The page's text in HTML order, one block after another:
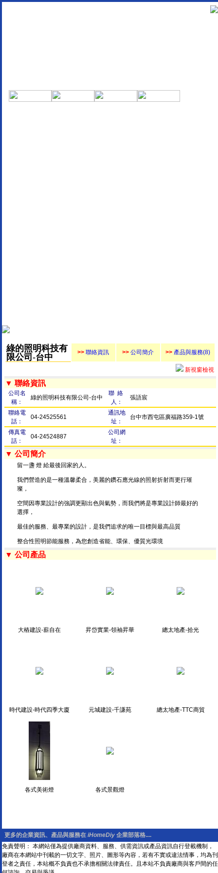
綠的照明科技有
限公司-台中
>> 聯絡資訊 >> 公司簡介 >>產品與服務(8)
新視窗檢視
▼ 聯絡資訊
公司名
稱：
綠的照明科技有限公司-台中
聯 絡
人：
張語宸
聯絡電
話：
04-24525561
通訊地
址：
台中市西屯區廣福路359-1號
傳真電
話：
04-24524887
公司網
址：
▼ 公司簡介
留一盞 燈 給最後回家的人。
我們營造的是一種溫馨柔合，美麗的鑽石應光線的照射折射而更行璀
璨，
空間因專業設計的強調更顯出色與氣勢，而我們將是專業設計師最好的
選擇，
最佳的服務、最專業的設計，是我們追求的唯一目標與最高品質
整合性照明節能服務，為您創造省能、環保、優質光環境
▼ 公司產品
大樁建設-薪自在 昇岱實業-領袖昇華 總太地產-拾光
時代建設-時代四季大廈 元城建設-千謙苑 總太地產-TTC商貿
各式美術燈 各式景觀燈
更多的企業資訊、產品與服務在 iHomeDiy 企業部落格....
免責聲明： 本網站僅為提供廠商資料、服務、供需資訊或產品資訊自行登載機制，
廠商在本網站中刊載的一切文字、照片、圖形等內容，若有不實或違法情事，均為刊
登者之責任，本站概不負責也不承擔相關法律責任。且本站不負責廠商與客戶間的任